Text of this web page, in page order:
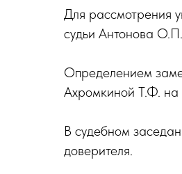
Для рассмотрения
судьи Антонова
Определением
Ахромкиной Т.Ф.
В судебном
доверителя.